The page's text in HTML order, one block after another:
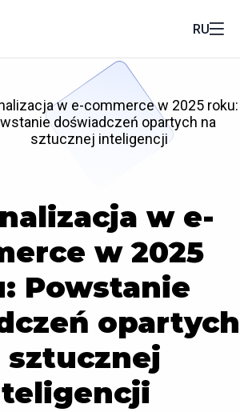
RU
w e-commerce w 2025 roku:
doświadczeń opartych na
sztucznej inteligencji
w e-
w 2025
Powstanie
opartych
sztucznej